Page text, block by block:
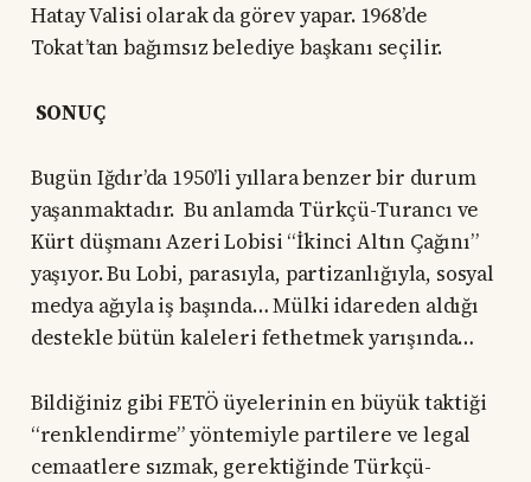
Hatay Valisi olarak da görev yapar. 1968’de
Tokat’tan bağımsız belediye başkanı seçilir.
SONUÇ
Bugün Iğdır’da 1950’li yıllara benzer bir durum
yaşanmaktadır. Bu anlamda Türkçü-Turancı ve
Kürt düşmanı Azeri Lobisi “İkinci Altın Çağını”
yaşıyor. Bu Lobi, parasıyla, partizanlığıyla, sosyal
medya ağıyla iş başında… Mülki idareden aldığı
destekle bütün kaleleri fethetmek yarışında…
Bildiğiniz gibi FETÖ üyelerinin en büyük taktiği
“renklendirme” yöntemiyle partilere ve legal
cemaatlere sızmak, gerektiğinde Türkçü-